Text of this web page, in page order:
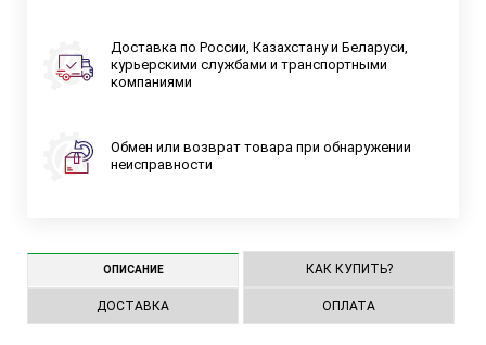
Доставка по России, Казахстану и Беларуси,
курьерскими службами и транспортными
компаниями
Обмен или возврат товара при обнаружении
неисправности
ОПИСАНИЕ КАК КУПИТЬ?
ДОСТАВКА ОПЛАТА